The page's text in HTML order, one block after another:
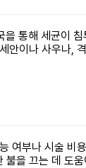
통해 세균이
이나 사우나,
여부나 시술 비
을 끄는 데 도